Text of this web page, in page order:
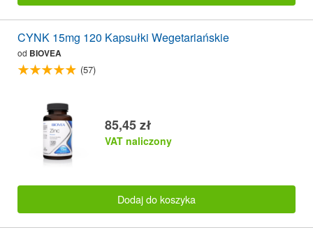
CYNK 15mg 120 Kapsułki Wegetariańskie
od BIOVEA
(57)
85,45 zł
VAT naliczony
Dodaj do koszyka